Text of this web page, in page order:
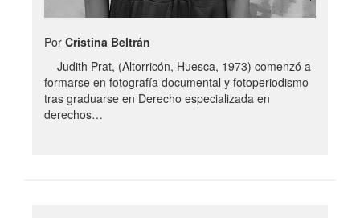
Por Cristina Beltrán
Judith Prat, (Altorricón, Huesca, 1973) comenzó a
formarse en fotografía documental y fotoperiodismo
tras graduarse en Derecho especializada en
derechos…